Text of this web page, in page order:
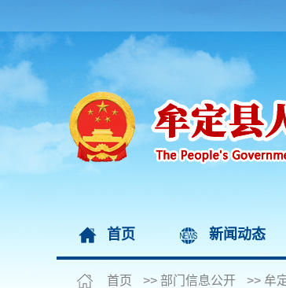
首页 新闻动态
首页 >> 部门信息公开 >> 牟